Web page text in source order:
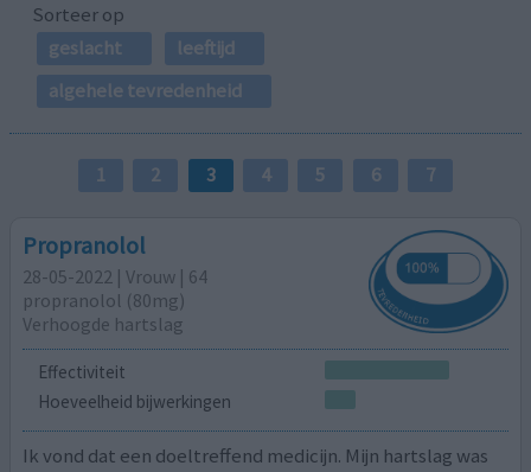
Sorteer op
geslacht
leeftijd
algehele tevredenheid
1 2 3 4 5 6 7
Propranolol
28-05-2022 | Vrouw | 64
propranolol (80mg)
Verhoogde hartslag
Effectiviteit
Hoeveelheid bijwerkingen
Ik vond dat een doeltreffend medicijn. Mijn hartslag was